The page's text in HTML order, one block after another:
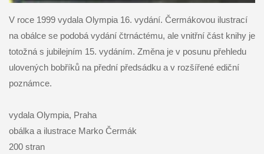
V roce 1999 vydala Olympia 16. vydání. Čermákovou ilustrací
na obálce se podobá vydání čtrnáctému, ale vnitřní část knihy je
totožná s jubilejním 15. vydáním. Změna je v posunu přehledu
ulovených bobříků na přední předsádku a v rozšířené ediční
poznámce.
vydala Olympia, Praha
obálka a ilustrace Marko Čermák
200 stran